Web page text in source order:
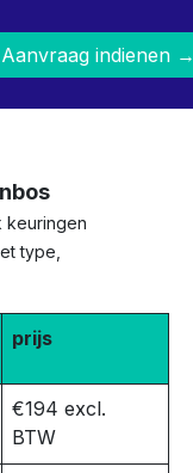
Aanvraag indienen →
keuringen
type,
prijs
€194 excl.
BTW